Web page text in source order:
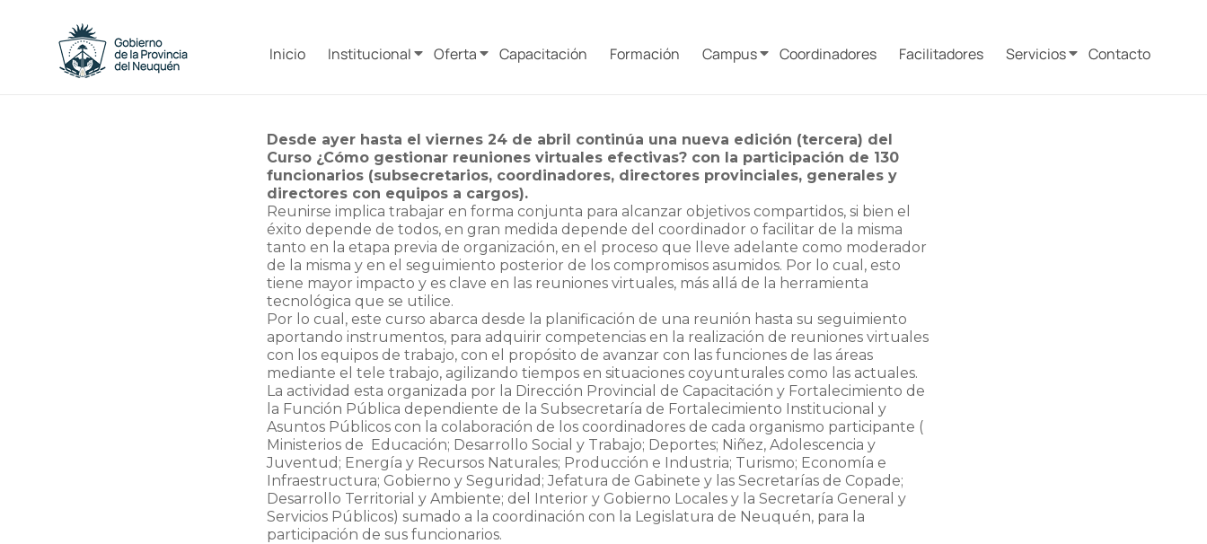
contenidoCapacitacion
y
Inicio Institucional Oferta Capacitación Formación Campus Coordinadores Facilitadores Servicios Contacto
Desde ayer hasta el viernes 24 de abril continúa una nueva edición (tercera) del
Curso ¿Cómo gestionar reuniones virtuales efectivas? con la participación de 130
funcionarios (subsecretarios, coordinadores, directores provinciales, generales y
directores con equipos a cargos).
Reunirse implica trabajar en forma conjunta para alcanzar objetivos compartidos, si bien el
éxito depende de todos, en gran medida depende del coordinador o facilitar de la misma
tanto en la etapa previa de organización, en el proceso que lleve adelante como moderador
de la misma y en el seguimiento posterior de los compromisos asumidos. Por lo cual, esto
tiene mayor impacto y es clave en las reuniones virtuales, más allá de la herramienta
tecnológica que se utilice.
Por lo cual, este curso abarca desde la planificación de una reunión hasta su seguimiento
aportando instrumentos, para adquirir competencias en la realización de reuniones virtuales
con los equipos de trabajo, con el propósito de avanzar con las funciones de las áreas
mediante el tele trabajo, agilizando tiempos en situaciones coyunturales como las actuales.
La actividad esta organizada por la Dirección Provincial de Capacitación y Fortalecimiento de
la Función Pública dependiente de la Subsecretaría de Fortalecimiento Institucional y
Asuntos Públicos con la colaboración de los coordinadores de cada organismo participante (
Ministerios de Educación; Desarrollo Social y Trabajo; Deportes; Niñez, Adolescencia y
Juventud; Energía y Recursos Naturales; Producción e Industria; Turismo; Economía e
Infraestructura; Gobierno y Seguridad; Jefatura de Gabinete y las Secretarías de Copade;
Desarrollo Territorial y Ambiente; del Interior y Gobierno Locales y la Secretaría General y
Servicios Públicos) sumado a la coordinación con la Legislatura de Neuquén, para la
participación de sus funcionarios.